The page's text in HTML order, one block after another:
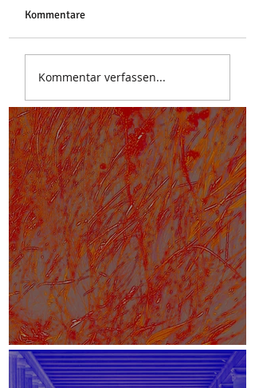
Stoa des Attalos
Kommentare
Kommentar verfassen...
White Paper